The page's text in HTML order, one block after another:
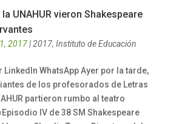
UNAHUR vieron Shakespeare
2017|2017, Instituto de Educación
LinkedIn WhatsApp Ayer por la tarde,
de los profesorados de Letras
partieron rumbo al teatro
IV de 38 SM Shakespeare